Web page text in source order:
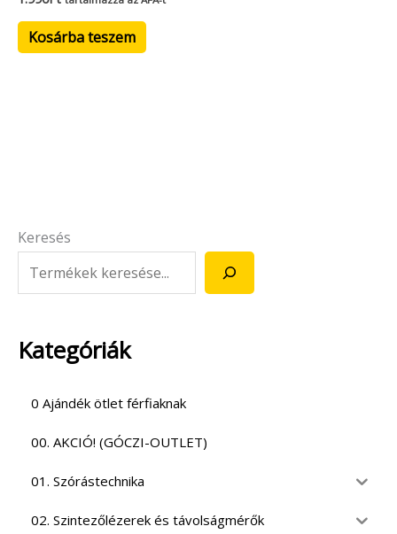
Keresés
Kategóriák
0 Ajándék ötlet férfiaknak
00. AKCIÓ! (GÓCZI-OUTLET)
01. Szórástechnika
02. Szintezőlézerek és távolságmérők
Kosárba teszem